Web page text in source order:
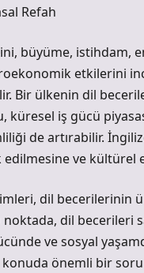
Refah
büyüme, istihdam,
etkilerini
Bir ülkenin dil
küresel iş gücü
de artırabilir.
edilmesine ve
dil becerilerinin
noktada, dil becerileri
ve sosyal
konuda önemli bir